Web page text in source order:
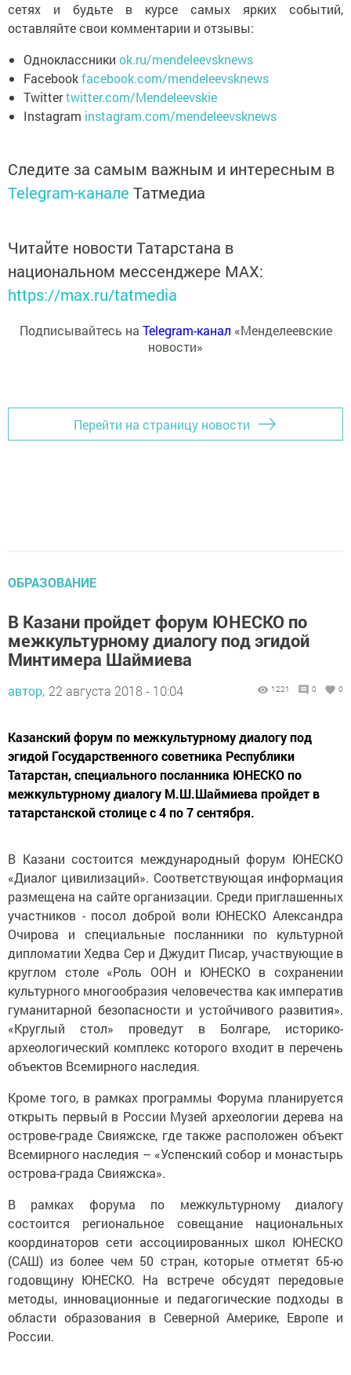
сетях и будьте в курсе самых ярких событий,
оставляйте свои комментарии и отзывы:
Одноклассники ok.ru/mendeleevsknews
Facebookfacebook.com/mendeleevsknews
Twittertwitter.com/Mendeleevskie
Instagram instagram.com/mendeleevsknews
Следите за самым важным и интересным в
Telegram-канале Татмедиа
Читайте новости Татарстана в
национальном мессенджере MАХ:
https://max.ru/tatmedia
Подписывайтесь на Telegram-канал «Менделеевские
новости»
Перейти на страницу новости
ОБРАЗОВАНИЕ
В Казани пройдет форум ЮНЕСКО по
межкультурному диалогу под эгидой
Минтимера Шаймиева
автор, 22 августа 2018 - 10:04 1221 0 0
Казанский форум по межкультурному диалогу под
эгидой Государственного советника Республики
Татарстан, специального посланника ЮНЕСКО по
межкультурному диалогу М.Ш.Шаймиева пройдет в
татарстанской столице с 4 по 7 сентября.
В Казани состоится международный форум ЮНЕСКО
«Диалог цивилизаций». Соответствующая информация
размещена на сайте организации. Среди приглашенных
участников - посол доброй воли ЮНЕСКО Александра
Очирова и специальные посланники по культурной
дипломатии Хедва Сер и Джудит Писар, участвующие в
круглом столе «Роль ООН и ЮНЕСКО в сохранении
культурного многообразия человечества как императив
гуманитарной безопасности и устойчивого развития».
«Круглый стол» проведут в Болгаре, историко-
археологический комплекс которого входит в перечень
объектов Всемирного наследия.
Кроме того, в рамках программы Форума планируется
открыть первый в России Музей археологии дерева на
острове-граде Свияжске, где также расположен объект
Всемирного наследия – «Успенский собор и монастырь
острова-града Свияжска».
В рамках форума по межкультурному диалогу
состоится региональное совещание национальных
координаторов сети ассоциированных школ ЮНЕСКО
(САШ) из более чем 50 стран, которые отметят 65-ю
годовщину ЮНЕСКО. На встрече обсудят передовые
методы, инновационные и педагогические подходы в
области образования в Северной Америке, Европе и
России.